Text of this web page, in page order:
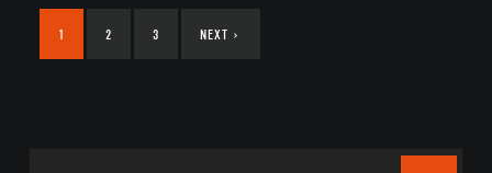
1 2 3 NEXT ›